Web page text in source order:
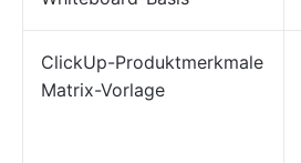
ClickUp-Produktmerkmale
Matrix-Vorlage